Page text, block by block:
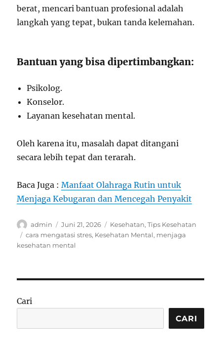
berat, mencari bantuan profesional adalah
langkah yang tepat, bukan tanda kelemahan.
Bantuan yang bisa dipertimbangkan:
Psikolog.
Konselor.
Layanan kesehatan mental.
Oleh karena itu, masalah dapat ditangani
secara lebih tepat dan terarah.
Baca Juga :Manfaat Olahraga Rutin untuk
Menjaga Kebugaran dan Mencegah Penyakit
Author
admin
Posted
on
Juni 21, 2026 Categories
Kesehatan,Tips Kesehatan
Tags
cara mengatasi stres, Kesehatan Mental, menjaga
kesehatan mental
Cari
CARI